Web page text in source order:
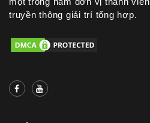
truyền thông giải trí tổng hợp.